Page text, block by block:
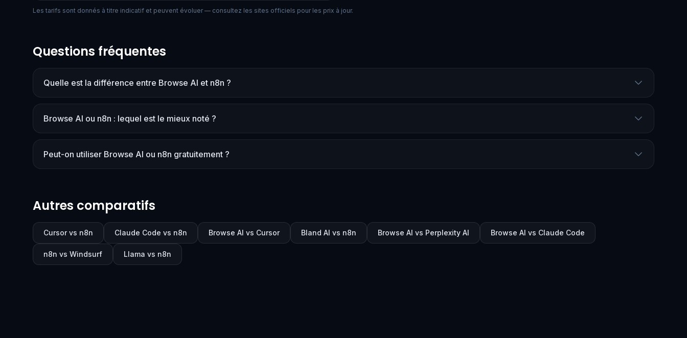
Les tarifs sont donnés à titre indicatif et peuvent évoluer — consultez les sites officiels pour les prix à jour.
Questions fréquentes
Quelle est la différence entre Browse AI et n8n ?
Browse AI ou n8n : lequel est le mieux noté ?
Peut-on utiliser Browse AI ou n8n gratuitement ?
Autres comparatifs
Cursor vs n8n Claude Code vs n8n Browse AI vs Cursor Bland AI vs n8n Browse AI vs Perplexity AI Browse AI vs Claude Code
n8n vs Windsurf Llama vs n8n